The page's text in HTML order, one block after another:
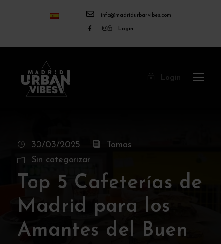
info@madridurbanvibes.com
Login
Login
30/03/2025
Tomas
Sin categorizar
Top 5 Cafeterías de
Madrid para los
Amantes del Buen